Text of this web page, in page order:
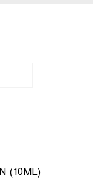
(10ML)